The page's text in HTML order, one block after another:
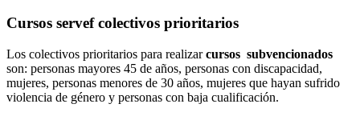
Cursos servef colectivos prioritarios
Los colectivos prioritarios para realizarcursos subvencionados
son: personas mayores 45 de años, personas con discapacidad,
mujeres, personas menores de 30 años, mujeres que hayan sufrido
violencia de género y personas con baja cualificación.